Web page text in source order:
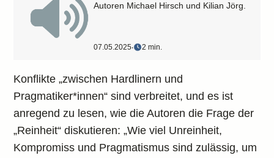
Autoren Michael Hirsch und Kilian Jörg.
07.05.2025‧ 2 min.
Konflikte „zwischen Hardlinern und
Pragmatiker*innen“ sind verbreitet, und es ist
anregend zu lesen, wie die Autoren die Frage der
„Reinheit“ diskutieren: „Wie viel Unreinheit,
Kompromiss und Pragmatismus sind zulässig, um